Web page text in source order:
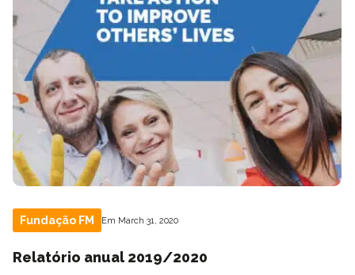
Fundação FM Em March 31, 2020
Relatório anual 2019/2020